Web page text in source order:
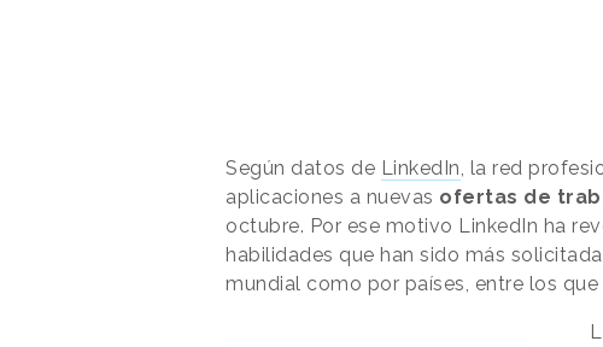
Según datos de LinkedIn , la red
aplicaciones a nuevas ofertas de
octubre. Por ese motivo LinkedIn ha
habilidades que han sido más
mundial como por países, entre los